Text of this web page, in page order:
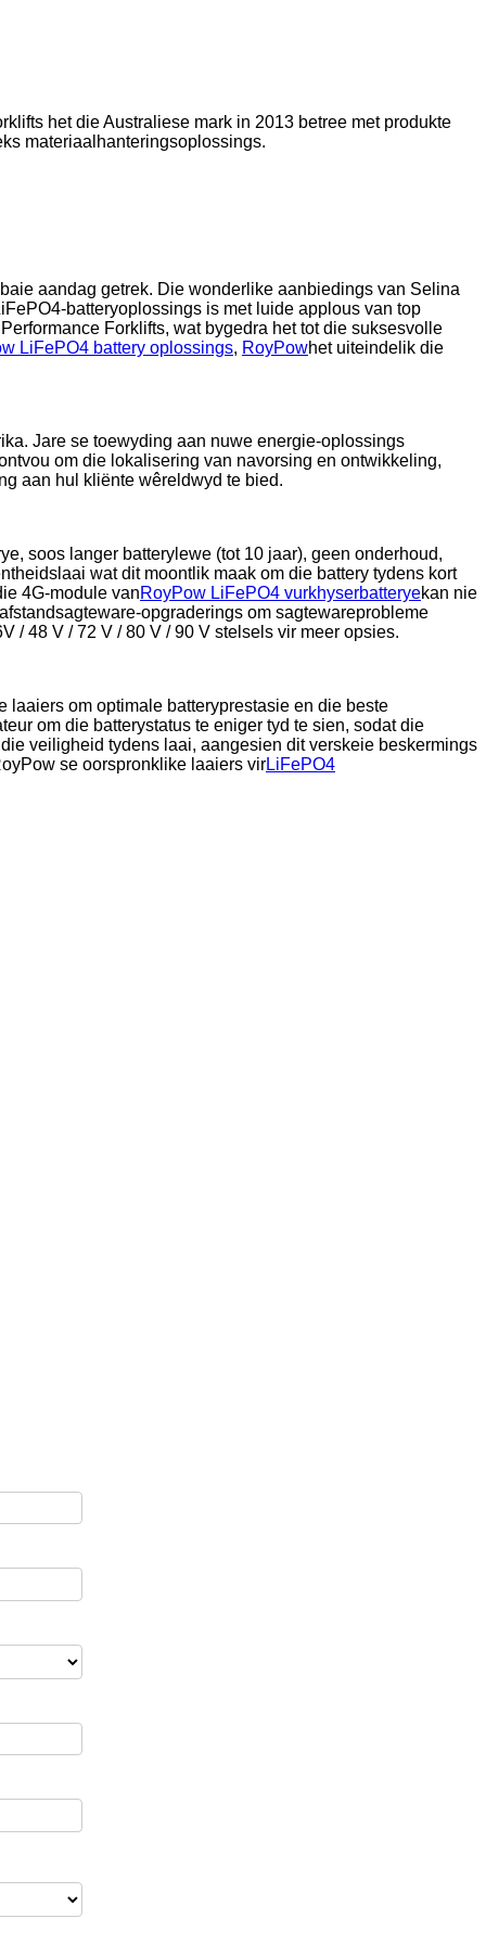
het die Australiese mark in 2013 betree met produkte
materiaalhanteringsoplossings.
aandag getrek. Die wonderlike aanbiedings van Selina
batteryoplossings is met luide applous van top
Forklifts, wat bygedra het tot die suksesvolle
LiFePO4 battery oplossings, RoyPowhet uiteindelik die
Jare se toewyding aan nuwe energie-oplossings
om die lokalisering van navorsing en ontwikkeling,
aan hul kliënte wêreldwyd te bied.
soos langer batterylewe (tot 10 jaar), geen onderhoud,
wat dit moontlik maak om die battery tydens kort
4G-module vanRoyPow LiFePO4 vurkhyserbatteryekan nie
opgraderings om sagtewareprobleme
/ 48 V / 72 V / 80 V / 90 V stelsels vir meer opsies.
laaiers om optimale batteryprestasie en die beste
om die batterystatus te eniger tyd te sien, sodat die
veiligheid tydens laai, aangesien dit verskeie beskermings
se oorspronklike laaiers virLiFePO4